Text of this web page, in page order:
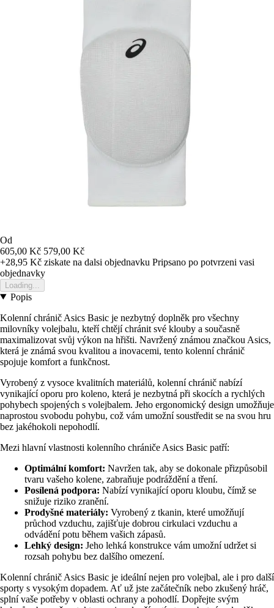
Od
605,00 Kč 579,00 Kč
+28,95 Kč ziskate na dalsi objednavku Pripsano po potvrzeni vasi
objednavky
Loading...
Popis
Kolenní chránič Asics Basic je nezbytný doplněk pro všechny
milovníky volejbalu, kteří chtějí chránit své klouby a současně
maximalizovat svůj výkon na hřišti. Navržený známou značkou Asics,
která je známá svou kvalitou a inovacemi, tento kolenní chránič
spojuje komfort a funkčnost.
Vyrobený z vysoce kvalitních materiálů, kolenní chránič nabízí
vynikající oporu pro koleno, která je nezbytná při skocích a rychlých
pohybech spojených s volejbalem. Jeho ergonomický design umožňuje
naprostou svobodu pohybu, což vám umožní soustředit se na svou hru
bez jakéhokoli nepohodlí.
Mezi hlavní vlastnosti kolenního chrániče Asics Basic patří:
Optimální komfort: Navržen tak, aby se dokonale přizpůsobil
tvaru vašeho kolene, zabraňuje podráždění a tření.
Posílená podpora: Nabízí vynikající oporu kloubu, čímž se
snižuje riziko zranění.
Prodyšné materiály: Vyrobený z tkanin, které umožňují
průchod vzduchu, zajišťuje dobrou cirkulaci vzduchu a
odvádění potu během vašich zápasů.
Lehký design: Jeho lehká konstrukce vám umožní udržet si
rozsah pohybu bez dalšího omezení.
Kolenní chránič Asics Basic je ideální nejen pro volejbal, ale i pro další
sporty s vysokým dopadem. Ať už jste začátečník nebo zkušený hráč,
splní vaše potřeby v oblasti ochrany a pohodlí. Dopřejte svým